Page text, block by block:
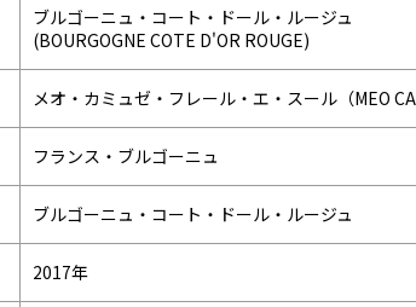
ブルゴーニュ・コート・ドール・ルージュ
(BOURGOGNE COTE D'OR ROUGE)
メオ・カミュゼ・フレール・エ・スール（MEO
フランス・ブルゴーニュ
ブルゴーニュ・コート・ドール・ルージュ
2017年